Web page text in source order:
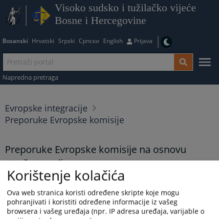
Visoko sudsko i tužilačko vijeće
Bosne i Hercegovine
Bosanski Hrvatski Srpski Српски English Prijava
Napredna pretraga
Evropske integracije
Preporuke Evropske komisije
Preporuke Evropske komisije na osnovu
stručne analize
Prikazana vijest je na: Bosanski jezik
Vijest dostupna još na: English language
6600PREGLEDA
Korištenje kolačića
Ova web stranica koristi određene skripte koje mogu
pohranjivati i koristiti određene informacije iz vašeg
browsera i vašeg uređaja (npr. IP adresa uređaja, varijable o